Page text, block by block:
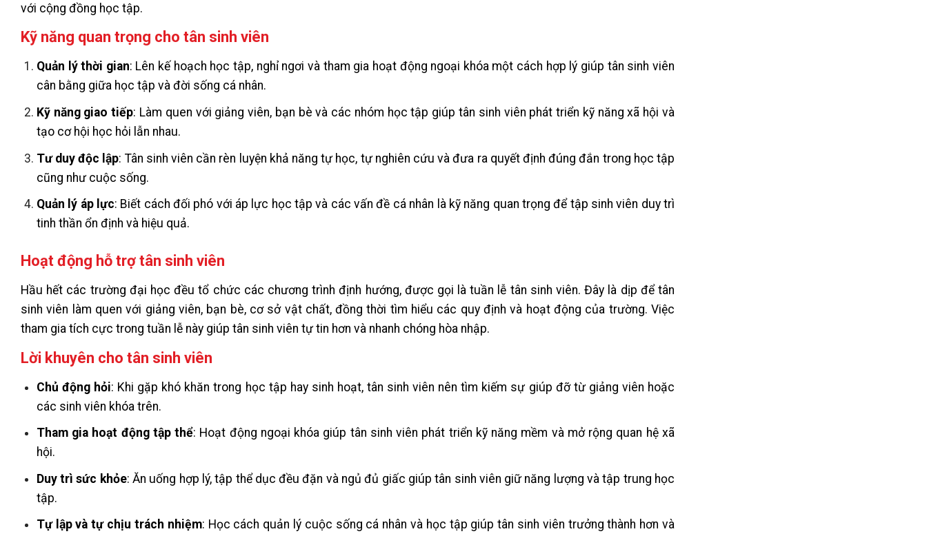
với cộng đồng học tập.
Kỹ năng quan trọng cho tân sinh viên
Quản lý thời gian: Lên kế hoạch học tập, nghỉ ngơi và tham gia hoạt động ngoại khóa một cách hợp lý giúp tân sinh viên
cân bằng giữa học tập và đời sống cá nhân.
Kỹ năng giao tiếp: Làm quen với giảng viên, bạn bè và các nhóm học tập giúp tân sinh viên phát triển kỹ năng xã hội và
tạo cơ hội học hỏi lẫn nhau.
Tư duy độc lập: Tân sinh viên cần rèn luyện khả năng tự học, tự nghiên cứu và đưa ra quyết định đúng đắn trong học tập
cũng như cuộc sống.
Quản lý áp lực: Biết cách đối phó với áp lực học tập và các vấn đề cá nhân là kỹ năng quan trọng để tập sinh viên duy trì
tinh thần ổn định và hiệu quả.
Hoạt động hỗ trợ tân sinh viên
Hầu hết các trường đại học đều tổ chức các chương trình định hướng, được gọi là tuần lễ tân sinh viên. Đây là dịp để tân
sinh viên làm quen với giảng viên, bạn bè, cơ sở vật chất, đồng thời tìm hiểu các quy định và hoạt động của trường. Việc
tham gia tích cực trong tuần lễ này giúp tân sinh viên tự tin hơn và nhanh chóng hòa nhập.
Lời khuyên cho tân sinh viên
Chủ động hỏi: Khi gặp khó khăn trong học tập hay sinh hoạt, tân sinh viên nên tìm kiếm sự giúp đỡ từ giảng viên hoặc
các sinh viên khóa trên.
Tham gia hoạt động tập thể: Hoạt động ngoại khóa giúp tân sinh viên phát triển kỹ năng mềm và mở rộng quan hệ xã
hội.
Duy trì sức khỏe: Ăn uống hợp lý, tập thể dục đều đặn và ngủ đủ giấc giúp tân sinh viên giữ năng lượng và tập trung học
tập.
Tự lập và tự chịu trách nhiệm: Học cách quản lý cuộc sống cá nhân và học tập giúp tân sinh viên trưởng thành hơn và